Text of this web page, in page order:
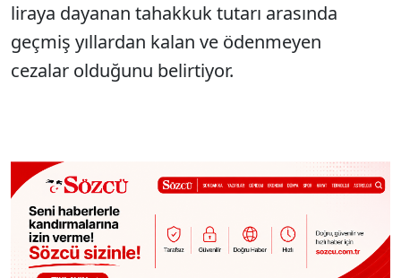
liraya dayanan tahakkuk tutarı arasında
geçmiş yıllardan kalan ve ödenmeyen
cezalar olduğunu belirtiyor.